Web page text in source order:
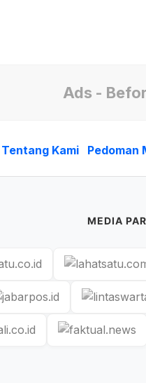
Ads -
Tentang Kami Pedoman
MEDIA